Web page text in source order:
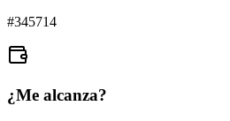
#345714
¿Me alcanza?